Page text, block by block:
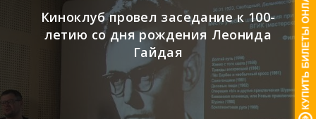
Киноклуб провел заседание к 100-
летию со дня рождения Леонида
Гайдая